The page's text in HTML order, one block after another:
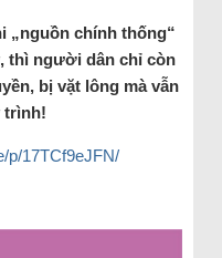
„nguồn chính thống“
thì người dân chỉ còn
bị vặt lông mà vẫn
trình!
p/17TCf9eJFN/